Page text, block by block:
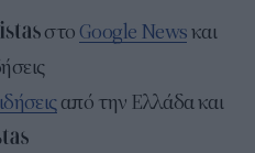
στο Google Newsκαι
από την Ελλάδα και